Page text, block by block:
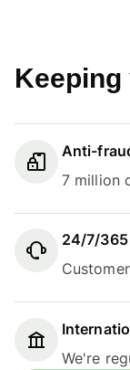
Anti-
7 million
24/7/
We're